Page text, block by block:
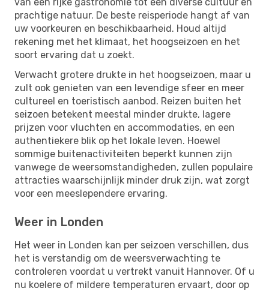
prachtige natuur. De beste reisperiode hangt af van
uw voorkeuren en beschikbaarheid. Houd altijd
rekening met het klimaat, het hoogseizoen en het
soort ervaring dat u zoekt.
Verwacht grotere drukte in het hoogseizoen, maar u
zult ook genieten van een levendige sfeer en meer
cultureel en toeristisch aanbod. Reizen buiten het
seizoen betekent meestal minder drukte, lagere
prijzen voor vluchten en accommodaties, en een
authentiekere blik op het lokale leven. Hoewel
sommige buitenactiviteiten beperkt kunnen zijn
vanwege de weersomstandigheden, zullen populaire
attracties waarschijnlijk minder druk zijn, wat zorgt
voor een meeslependere ervaring.
Weer in Londen
Het weer in Londen kan per seizoen verschillen, dus
het is verstandig om de weersverwachting te
controleren voordat u vertrekt vanuit Hannover. Of u
nu koelere of mildere temperaturen ervaart, door op